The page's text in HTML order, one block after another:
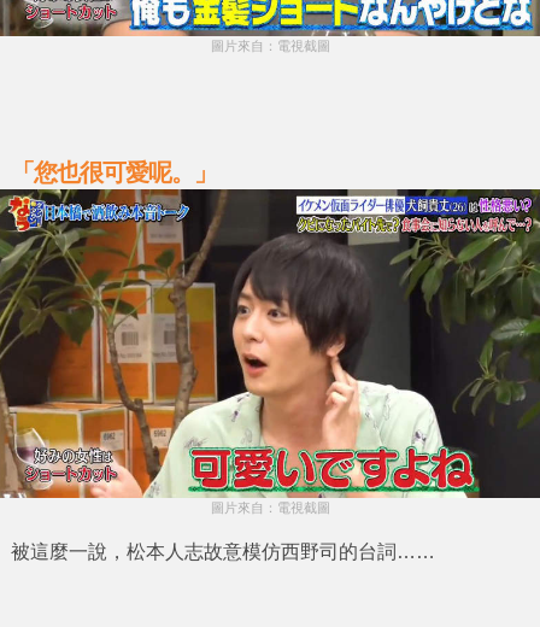
圖片來自：電視截圖
「您也很可愛呢。」
圖片來自：電視截圖
被這麼一說， 松本人志故意模仿西野司 的台詞……